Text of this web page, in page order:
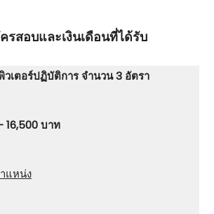
สอบและเงินเดือนที่ได้รับ
วเตอร์ปฏิบัติการ จำนวน 3 อัตรา
16,500 บาท
แหน่ง